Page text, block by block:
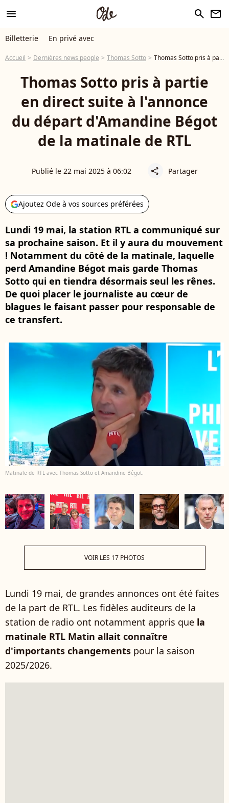
menu search newsletter
Billetterie En privé avec
Accueil Dernières news people Thomas Sotto Thomas Sotto pris à partie en direct suite à l'annonce du départ d'Amandine Bégot de la matinale de RTL
Thomas Sotto pris à partie
en direct suite à l'annonce
du départ d'Amandine Bégot
de la matinale de RTL
Publié le 22 mai 2025 à 06:02 share Partager
Ajoutez Ode à vos sources préférées
Lundi 19 mai, la station RTL a communiqué sur
sa prochaine saison. Et il y aura du mouvement
! Notamment du côté de la matinale, laquelle
perd Amandine Bégot mais garde Thomas
Sotto qui en tiendra désormais seul les rênes.
De quoi placer le journaliste au cœur de
blagues le faisant passer pour responsable de
ce transfert.
Matinale de RTL avec Thomas Sotto et Amandine Bégot.
VOIR LES 17 PHOTOS
Lundi 19 mai, de grandes annonces ont été faites
de la part de RTL. Les fidèles auditeurs de la
station de radio ont notamment appris que la
matinale RTL Matin allait connaître
d'importants changements pour la saison
2025/2026.